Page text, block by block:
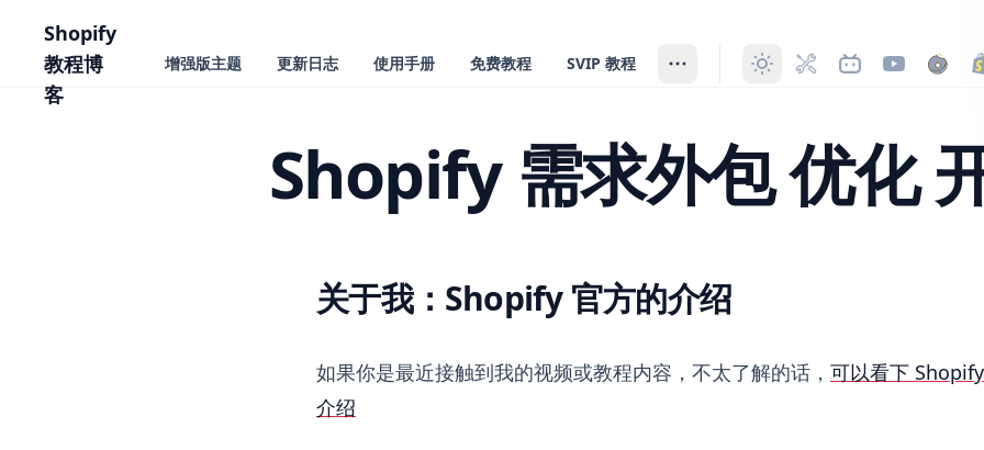
要内容Shopify
教程博
客
增强版主题 更新日志 使用手册 免费教程 SVIP 教程
Shopify 需求外包 优化
Shopify 需求外包 优化 开发 建站
关于我：Shopify 官方的介绍
如果你是最近接触到我的视频或教程内容，不太了解的话， 可以看下
介绍